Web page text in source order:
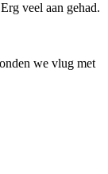
veel aan gehad.
we vlug met